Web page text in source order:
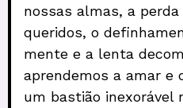
nossas almas, a
queridos, o
mente e a lenta
aprendemos a amar e
um bastião inexorável